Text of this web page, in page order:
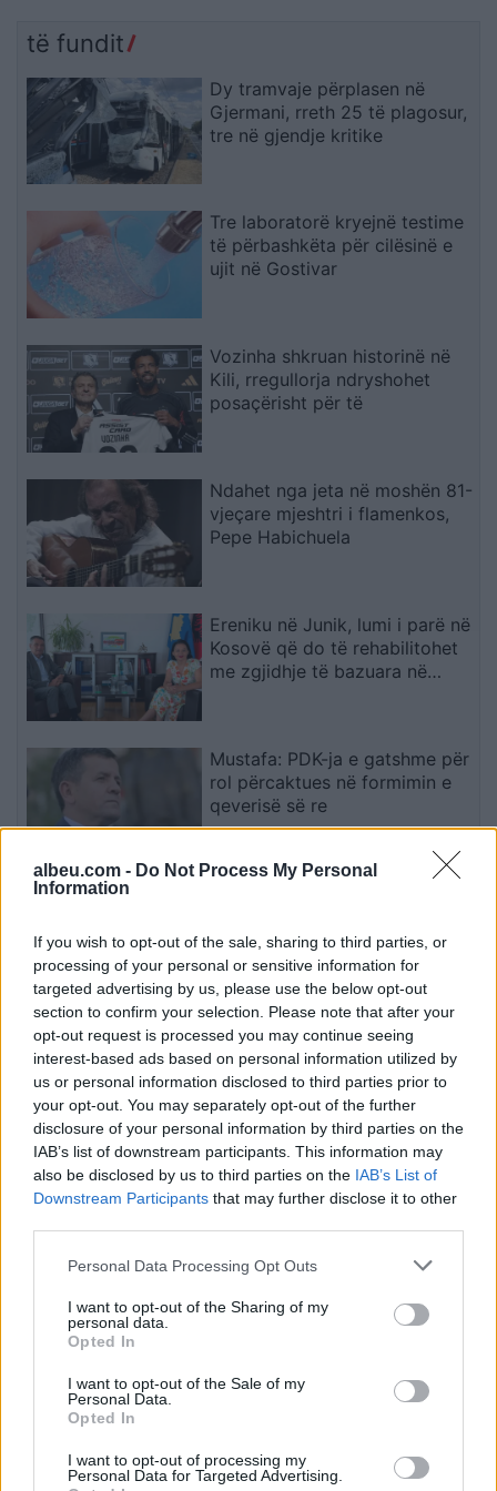
albeu.com - Do Not Process My Personal
Information
If you wish to opt-out of the sale, sharing to third parties, or
processing of your personal or sensitive information for
targeted advertising by us, please use the below opt-out
section to confirm your selection. Please note that after your
opt-out request is processed you may continue seeing
interest-based ads based on personal information utilized by
us or personal information disclosed to third parties prior to
your opt-out. You may separately opt-out of the further
disclosure of your personal information by third parties on the
IAB’s list of downstream participants. This information may
also be disclosed by us to third parties on the IAB’s List of
Downstream Participants that may further disclose it to other
Personal Data Processing Opt Outs
I want to opt-out of the Sharing of my
personal data.
Opted In
I want to opt-out of the Sale of my
Personal Data.
Opted In
I want to opt-out of processing my
Personal Data for Targeted Advertising.
të fundit
Dy tramvaje përplasen në
Gjermani, rreth 25 të plagosur,
tre në gjendje kritike
Tre laboratorë kryejnë testime
të përbashkëta për cilësinë e
ujit në Gostivar
Vozinha shkruan historinë në
Kili, rregullorja ndryshohet
posaçërisht për të
Ndahet nga jeta në moshën 81-
vjeçare mjeshtri i flamenkos,
Pepe Habichuela
Ereniku në Junik, lumi i parë në
Kosovë që do të rehabilitohet
me zgjidhje të bazuara në
Mustafa: PDK-ja e gatshme për
rol përcaktues në formimin e
qeverisë së re
të protestës kundër Ramës,
kërkojnë largimin e tij
Esim for Global
Esim for USA|Esim for Italy| Esim for Spain|Esim
for Turkey|Esim for Germany|Esim for Greece|